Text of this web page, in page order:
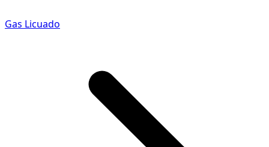
Gas Licuado